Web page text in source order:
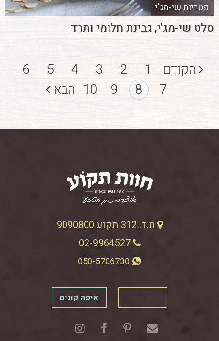
פטריות שי-מג'י
סלט שי-מג'י, גבינת חלומי ותרד
הקודם 1
2
3
4
5
6
7
8
9
10 הבא
ת.ד. 312 תקוע 9090800
02-9964527
איפה קונים